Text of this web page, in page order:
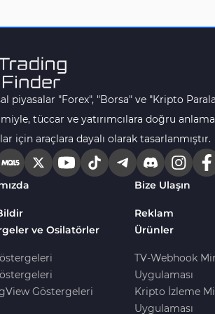
15
Fraktallar MT4
Gücü MT4
Göstergeleri 344
4’te
MT4 Göstergeleri
Direnç MT4
piyasalar "Forex", "Borsa" ve "Kripto
tüccar ve yatırımcılara doğru
için araçlara dayalı olarak tasarlanmıştır.
Bize Ulaşın
Reklam
ve Osilatörler
Göstergeleri
Ürünler
TV-Webhook
Uygulaması
Kripto İzleme
Uygulaması